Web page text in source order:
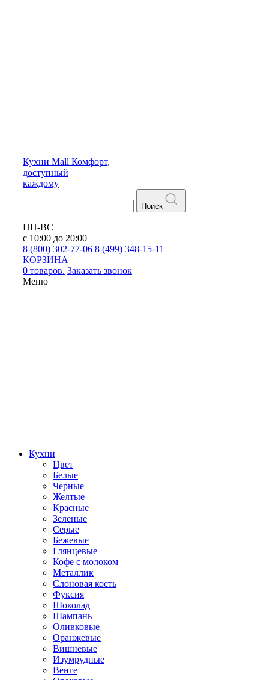
Кухни Mall Комфорт,
доступный
каждому
Поиск
ПН-ВС
с 10:00 до 20:00
8 (800) 302-77-06 8 (499) 348-15-11
КОРЗИНА
0 товаров. Заказать звонок
Меню
Кухни
Цвет
Белые
Черные
Желтые
Красные
Зеленые
Серые
Бежевые
Глянцевые
Кофе с молоком
Металлик
Слоновая кость
Фуксия
Шоколад
Шампань
Оливковые
Оранжевые
Вишневые
Изумрудные
Венге